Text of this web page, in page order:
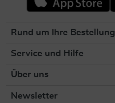
Rund um Ihre Bestellung
Service und Hilfe
Über uns
Newsletter